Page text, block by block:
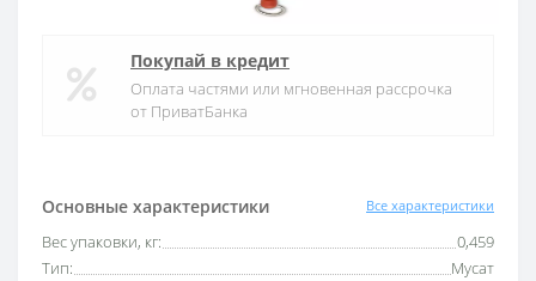
Основные характеристики Все характеристики
Вес упаковки, кг:
0,459
Тип:
Мусат
Покупай в кредит
Оплата частями или мгновенная рассрочка
от ПриватБанка